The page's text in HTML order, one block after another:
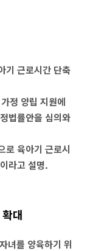
기 근로시간 단축
정 양립 지원에
법률안을 심의와
로 육아기 근로시
라고 설명.
대
녀를 양육하기 위